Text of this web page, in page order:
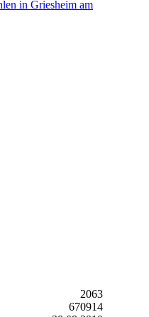
in Griesheim am
2063
670914